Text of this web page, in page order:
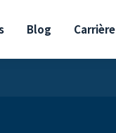
Blog Carrière